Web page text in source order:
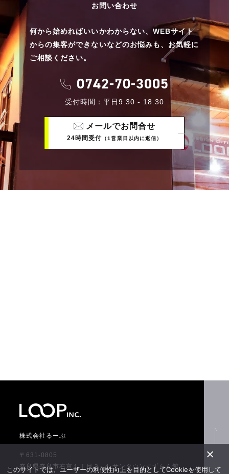
お問い合わせ
何から始めればいいかわからない、 WEBサイト
からの集客ができないなどのお悩みも、 お気軽に
ご相談ください。
0742-70-3005
受付時間：平日9:30 - 18:30
メールでお問合せ
24時間受付 （1営業日以内に返信）
株式会社るーぷ
〒631-0805
奈良県奈良市右京１丁目３−４ サンタウンすずらん館
このサイトでは、ユーザーの利便性向上を目的としてCookieを使用して